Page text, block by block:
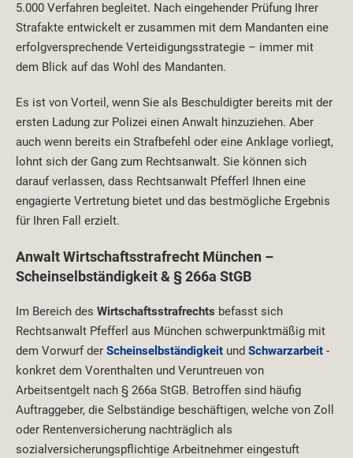
5.000 Verfahren begleitet. Nach eingehender Prüfung Ihrer
Strafakte entwickelt er zusammen mit dem Mandanten eine
erfolgversprechende Verteidigungsstrategie – immer mit
dem Blick auf das Wohl des Mandanten.
Es ist von Vorteil, wenn Sie als Beschuldigter bereits mit der
ersten Ladung zur Polizei einen Anwalt hinzuziehen. Aber
auch wenn bereits ein Strafbefehl oder eine Anklage vorliegt,
lohnt sich der Gang zum Rechtsanwalt. Sie können sich
darauf verlassen, dass Rechtsanwalt Pfefferl Ihnen eine
engagierte Vertretung bietet und das bestmögliche Ergebnis
für Ihren Fall erzielt.
Anwalt Wirtschaftsstrafrecht München –
Scheinselbständigkeit & § 266a StGB
Im Bereich des Wirtschaftsstrafrechts befasst sich
Rechtsanwalt Pfefferl aus München schwerpunktmäßig mit
dem Vorwurf der Scheinselbständigkeit und Schwarzarbeit -
konkret dem Vorenthalten und Veruntreuen von
Arbeitsentgelt nach § 266a StGB. Betroffen sind häufig
Auftraggeber, die Selbständige beschäftigen, welche von Zoll
oder Rentenversicherung nachträglich als
sozialversicherungspflichtige Arbeitnehmer eingestuft